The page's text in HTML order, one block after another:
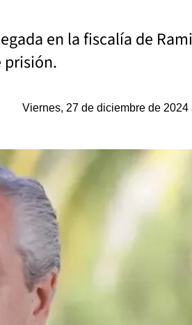
en la fiscalía de
prisión.
Viernes, 27 de diciembre de 2024